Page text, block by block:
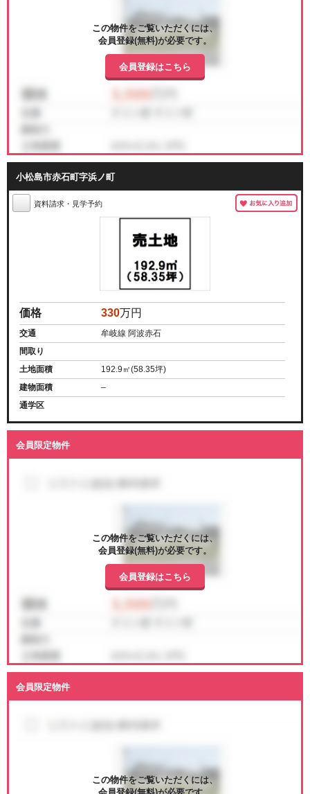
この物件をご覧いただくには、
会員登録(無料)が必要です。
会員登録はこちら
小松島市赤石町字浜ノ町
資料請求・見学予約
価格 330万円
交通
牟岐線 阿波赤石
間取り
土地面積
192.9㎡(58.35坪)
建物面積
–
通学区
会員限定物件
この物件をご覧いただくには、
会員登録(無料)が必要です。
会員登録はこちら
会員限定物件
この物件をご覧いただくには、
会員登録(無料)が必要です。